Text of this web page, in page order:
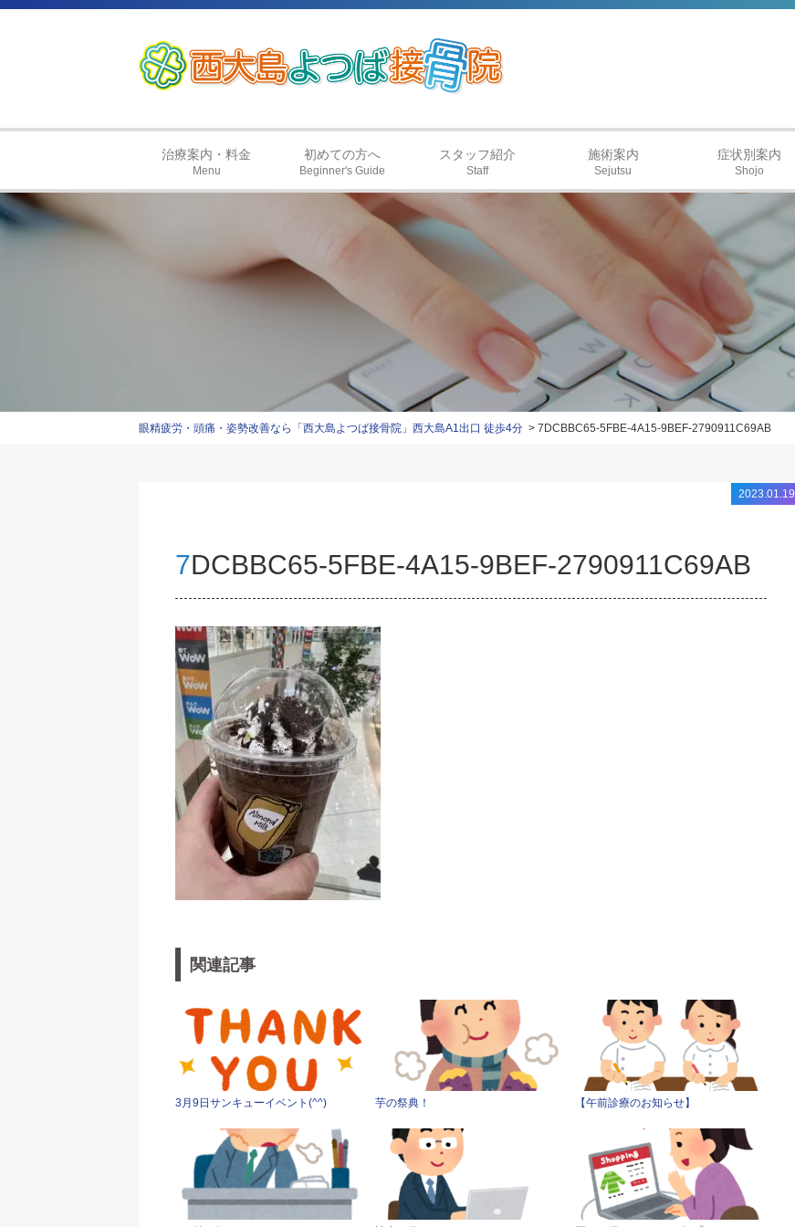
治療案内・料金
Menu
初めての方へ
Beginner's Guide
スタッフ紹介
Staff
施術案内
Sejutsu
症状別案内
Shojo
眼精疲労・頭痛・姿勢改善なら「西大島よつば接骨院」西大島A1出口 徒歩4分 7DCBBC65-5FBE-4A15-9BEF-2790911C69AB
2023.01.19
7DCBBC65-5FBE-4A15-9BEF-2790911C69AB
関連記事
3月9日サンキューイベント(^^) 芋の祭典！ 【午前診療のお知らせ】